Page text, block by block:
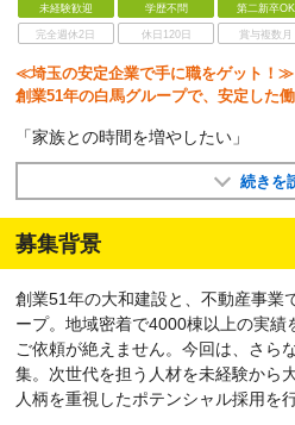
未経験歓迎 学歴不問 第二新卒OK
完全週休2日 休日120日 賞与複数月
≪埼玉の安定企業で手に職をゲット！≫
創業51年の白馬グループで、安定した
「家族との時間を増やしたい」
続きを
募集背景
創業51年の大和建設と、不動産事業
ープ。地域密着で4000棟以上の実績
ご依頼が絶えません。今回は、さら
集。次世代を担う人材を未経験から
人柄を重視したポテンシャル採用を